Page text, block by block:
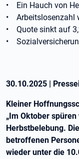
• Ein Hauch von
• Arbeitslosenzahl
• Quote sinkt auf
•
30.10.2025 |
Kleiner
„Im Oktober
Herbstbelebung.
betroffenen
wieder unter die